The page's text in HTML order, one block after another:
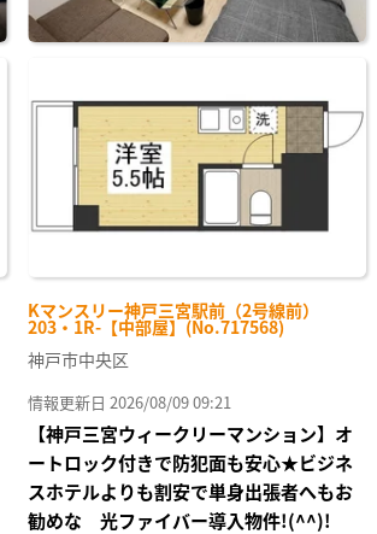
Kマンスリー神戸三宮駅前（2号線前）
203・1R-【中部屋】(No.717568)
神戸市中央区
情報更新日 2026/08/09 09:21
【神戸三宮ウィークリーマンション】オ
ートロック付きで防犯面も安心★ビジネ
スホテルよりも割安で単身出張者へもお
勧めな 光ファイバー導入物件!(^^)!